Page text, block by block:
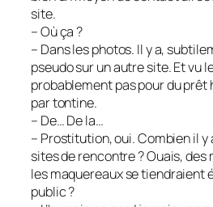
site.
– Où ça ?
– Dans les photos. Il y a,
pseudo sur un autre site. Et vu
probablement pas pour du
par tontine.
– De… De la…
– Prostitution, oui. Combien il y
sites de rencontre ? Ouais, des
les maquereaux se tiendraient
public ?